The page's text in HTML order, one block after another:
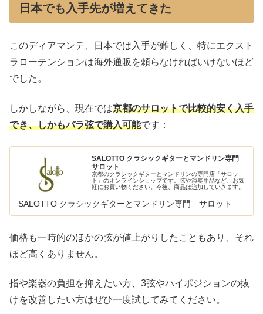
日本でも入手先が増えてきた
このディアマンテ、日本では入手が難しく、特にエクスト
ラローテンションは海外通販を頼らなければいけないほど
でした。
しかしながら、現在では京都のサロットで比較的安く入手
でき、しかもバラ弦で購入可能です：
SALOTTO クラシックギターとマンドリン専門
サロット
京都のクラシックギターとマンドリンの専門店「サロッ
ト」のオンラインショップです。弦や演奏用品など、お気
軽にお買い物ください。今後、商品は追加していきます。
SALOTTO クラシックギターとマンドリン専門 サロット
価格も一時的のほかの弦が値上がりしたこともあり、それ
ほど高くありません。
指や楽器の負担を抑えたい方、3弦やハイポジションの抜
けを改善したい方はぜひ一度試してみてください。